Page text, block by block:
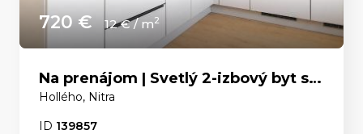
720 € 12 € / m2
Na prenájom | Svetlý 2-izbový byt s panoramatickým výhľadom v centre Nitry
Hollého, Nitra
ID 139857